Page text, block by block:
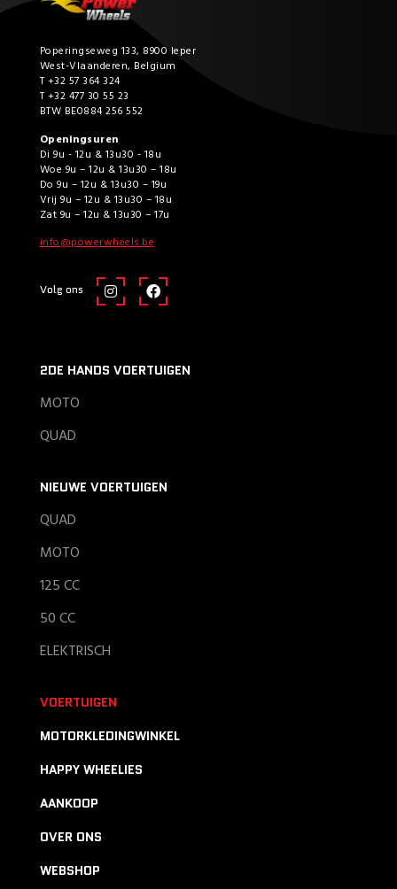
Poperingseweg 133, 8900 Ieper
West-Vlaanderen, Belgium
T +32 57 364 324
T +32 477 30 55 23
BTW BE0884 256 552
Openingsuren
Di 9u - 12u & 13u30 - 18u
Woe 9u – 12u & 13u30 – 18u
Do 9u – 12u & 13u30 – 19u
Vrij 9u – 12u & 13u30 – 18u
Zat 9u – 12u & 13u30 – 17u
info@powerwheels.be
Volg ons
2DE HANDS VOERTUIGEN
MOTO
QUAD
NIEUWE VOERTUIGEN
QUAD
MOTO
125 CC
50 CC
ELEKTRISCH
VOERTUIGEN
MOTORKLEDINGWINKEL
HAPPY WHEELIES
AANKOOP
OVER ONS
WEBSHOP